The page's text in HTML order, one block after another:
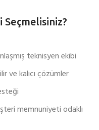
teknisyen ekibi
ve kalıcı çözümler
memnuniyeti odaklı